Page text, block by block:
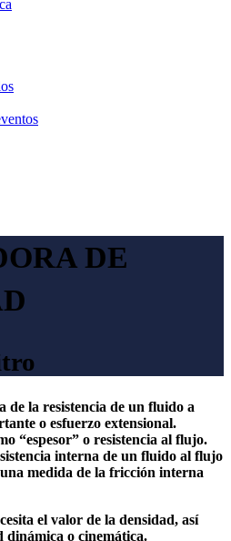
DE
de la resistencia de un fluido a
o esfuerzo extensional.
“espesor” o resistencia al flujo.
interna de un fluido al flujo
medida de la fricción interna
el valor de la densidad, así
dinámica o cinemática.